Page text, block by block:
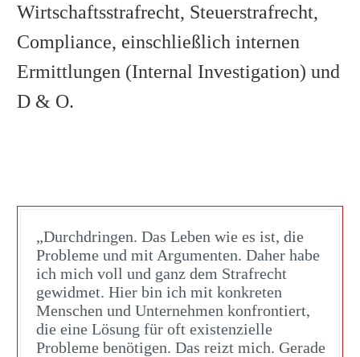
Wirtschaftsstrafrecht, Steuerstrafrecht,
Compliance, einschließlich internen
Ermittlungen (Internal Investigation) und
D & O.
„Durchdringen. Das Leben wie es ist, die
Probleme und mit Argumenten. Daher habe
ich mich voll und ganz dem Strafrecht
gewidmet. Hier bin ich mit konkreten
Menschen und Unternehmen konfrontiert,
die eine Lösung für oft existenzielle
Probleme benötigen. Das reizt mich. Gerade